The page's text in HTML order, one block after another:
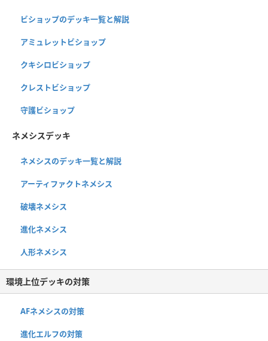
ビショップのデッキ一覧と解説
アミュレットビショップ
クキシロビショップ
クレストビショップ
守護ビショップ
ネメシスデッキ
ネメシスのデッキ一覧と解説
アーティファクトネメシス
破壊ネメシス
進化ネメシス
人形ネメシス
環境上位デッキの対策
AFネメシスの対策
進化エルフの対策